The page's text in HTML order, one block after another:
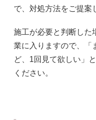
で、対処方法をご提案
施工が必要と判断した
業に入りますので、「
ど、1回見て欲しい」
ください。